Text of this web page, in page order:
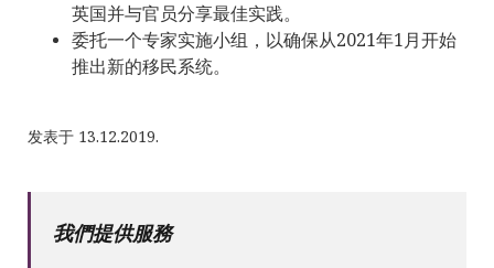
英国并与官员分享最佳实践。
委托一个专家实施小组，以确保从2021年1月开始
推出新的移民系统。
发表于 13.12.2019.
我們提供服務